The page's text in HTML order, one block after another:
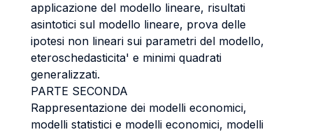
applicazione del modello lineare, risultati
asintotici sul modello lineare, prova delle
ipotesi non lineari sui parametri del modello,
eteroschedasticita' e minimi quadrati
generalizzati.
PARTE SECONDA
Rappresentazione dei modelli economici,
modelli statistici e modelli economici, modelli